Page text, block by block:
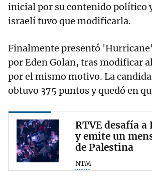
inicial por su contenido político
israelí tuvo que modificarla.
Finalmente presentó
por Eden Golan, tras modificar
por el mismo motivo. La
obtuvo 375 puntos y quedó en
RTVE desafía
y emite un
de Palestina
NTM